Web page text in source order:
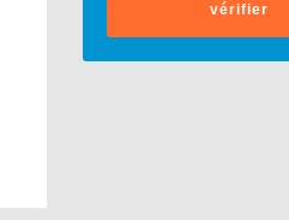
vérifier